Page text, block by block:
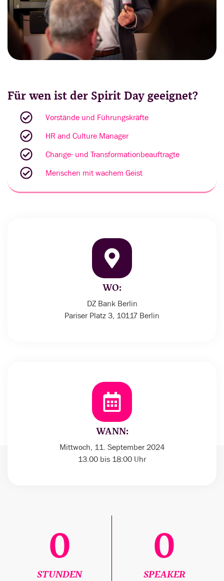
Für wen ist der Spirit Day geeignet?
Vorstände und Führungskräfte
HR and Culture Manager
Change- und Transformationbeauftragte
Menschen mit wachem Geist
WO:
DZ Bank Berlin
Pariser Platz 3, 10117 Berlin
WANN:
Mittwoch, 11. September 2024
13.00 bis 18:00 Uhr
STUNDEN
0
SPEAKER
0